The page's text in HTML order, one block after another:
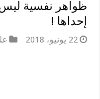
ظواهر نفسية ليس
إحداها !
22 يونيو، 2018